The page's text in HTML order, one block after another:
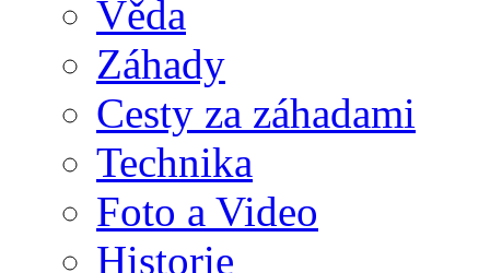
Věda
Záhady
Cesty za záhadami
Technika
Foto a Video
Historie